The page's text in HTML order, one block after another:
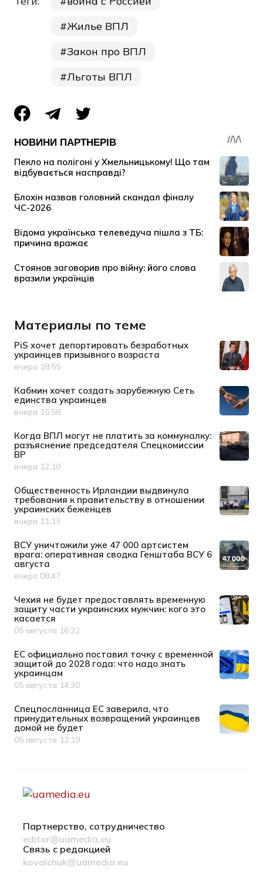
Жилье ВПЛ
Закон про ВПЛ
Льготы ВПЛ
Материалы по теме
PiS хочет депортировать безработных
украинцев призывного возраста
Дата публикации
вчера 18:55
Кабмин хочет создать зарубежную Сеть
единства украинцев
Дата публикации
вчера 15:58
Когда ВПЛ могут не платить за коммуналку:
разъяснение председателя Спецкомиссии
ВР
Дата публикации
вчера 12:10
Общественность Ирландии выдвинула
требования к правительству в отношении
украинских беженцев
Дата публикации
вчера 11:13
ВСУ уничтожили уже 47 000 артсистем
врага: оперативная сводка Генштаба ВСУ 6
августа
Дата публикации
вчера 08:47
Чехия не будет предоставлять временную
защиту части украинских мужчин: кого это
касается
Дата публикации
05 августа 16:22
ЕС официально поставил точку с временной
защитой до 2028 года: что надо знать
украинцам
Дата публикации
05 августа 14:30
Спецпосланница ЕС заверила, что
принудительных возвращений украинцев
домой не будет
Дата публикации
05 августа 12:19
Партнерство, сотрудничество
editor@uamedia.eu
Связь с редакцией
kovalchuk@uamedia.eu
Новости компаний